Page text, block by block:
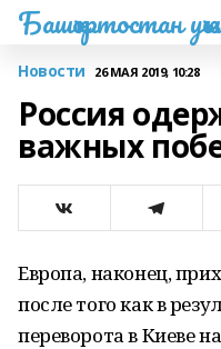
Башҡортостан
Новости 26 МАЯ 2019, 10:28
Россия
важных
Европа, наконец,
после того как в
переворота в Киеве